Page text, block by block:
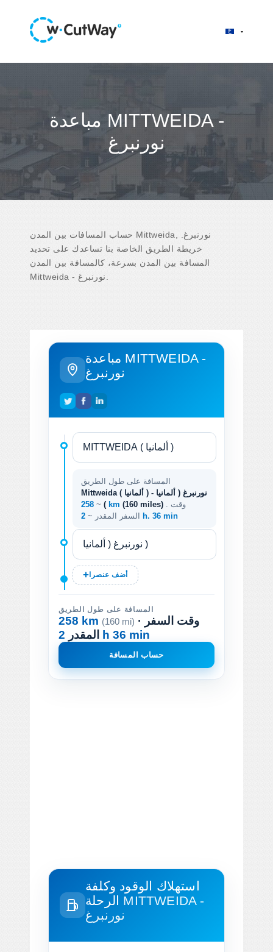
مباعدة MITTWEIDA -
نورنبرغ
حساب المسافات بين المدن Mittweida, نورنبرغ.
خريطة الطريق الخاصة بنا تساعدك على تحديد
المسافة بين المدن بسرعة، كالمسافة بين المدن
مباعدة MITTWEIDA -
نورنبرغ
المسافة على طول الطريق
Mittweida ( ألمانيا ) - نورنبرغ ( ألمانيا
)
~ 258 km (160 miles)
السفر المقدر ~ 2 h. 36 min
أضف عنصرا
المسافة على طول الطريق
258 km (160 mi) · وقت السفر
المقدر 2 h 36 min
حساب المسافة
استهلاك الوقود وكلفة
MITTWEIDA -
نورنبرغ